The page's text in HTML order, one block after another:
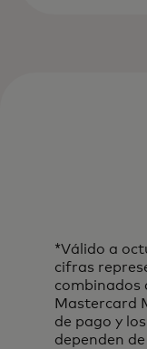
*Válido a
cifras
combinados
Mastercard
de pago y
dependen